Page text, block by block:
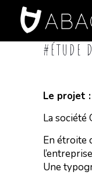
#ÉTUDE
Le projet :
La société
En étroite
Une